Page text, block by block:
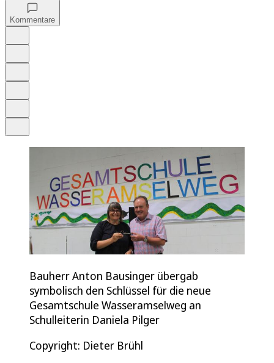
Kommentare
Bauherr Anton Bausinger übergab
symbolisch den Schlüssel für die neue
Gesamtschule Wasseramselweg an
Schulleiterin Daniela Pilger
Copyright: Dieter Brühl